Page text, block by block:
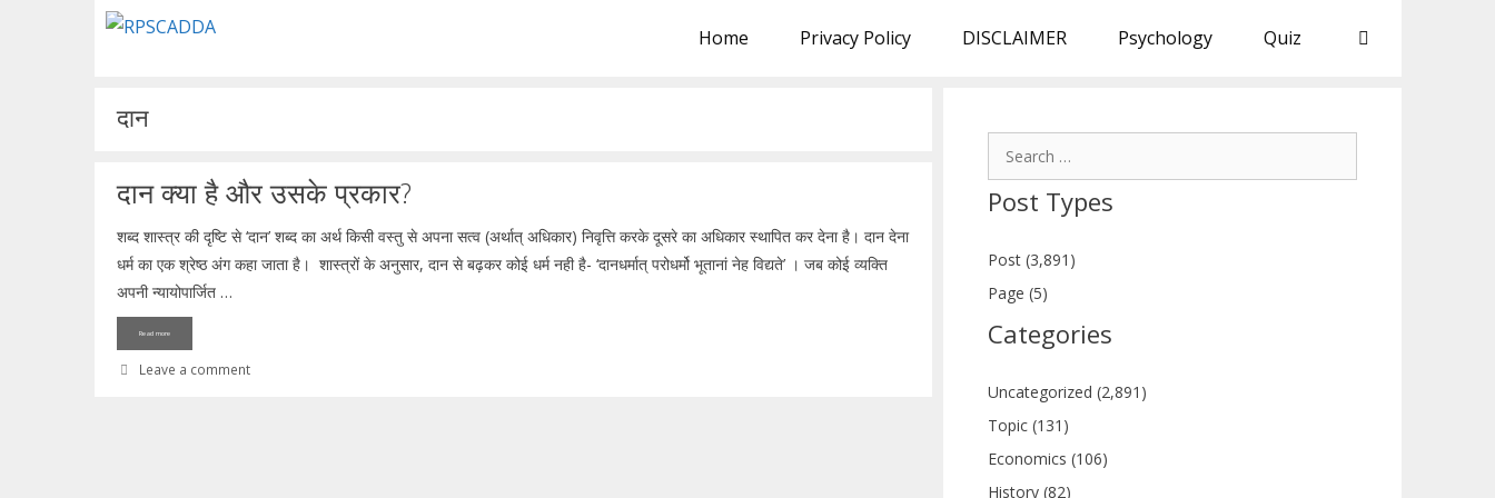
Home Privacy Policy DISCLAIMER Psychology Quiz
दान
दान क्या है और उसके प्रकार?
शब्द शास्त्र की दृष्टि से ‘दान’ शब्द का अर्थ किसी वस्तु से अपना सत्व (अर्थात् अधिकार) निवृत्ति करके दूसरे का अधिकार स्थापित कर देना है। दान देना
धर्म का एक श्रेष्ठ अंग कहा जाता है। शास्त्रों के अनुसार, दान से बढ़कर कोई धर्म नही है- ‘दानधर्मात् परोधर्मो भूतानां नेह विद्यते’ । जब कोई व्यक्ति
अपनी न्यायोपार्जित …
Read more
Leave a comment
Post Types
Post (3,891)
Page (5)
Categories
Uncategorized (2,891)
Topic (131)
Economics (106)
History (82)